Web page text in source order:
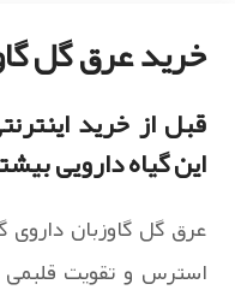
خرید عرق گل
قبل از خرید
این گیاه دارویی
عرق گل گاوزبان
استرس و تقویت